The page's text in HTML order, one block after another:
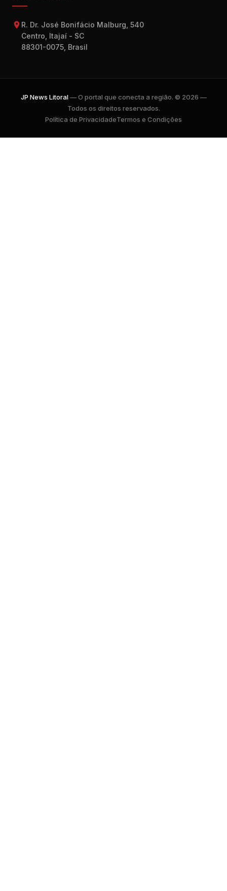
R. Dr. José Bonifácio Malburg, 540
Centro, Itajaí - SC
88301-0075, Brasil
JP News Litoral— O portal que conecta a região. © 2026 —
Todos os direitos reservados.
Política de PrivacidadeTermos e Condições